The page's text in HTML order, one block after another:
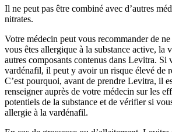
Il ne peut pas être combiné avec d’autres
nitrates.
Votre médecin peut vous recommander de
vous êtes allergique à la substance active, la
autres composants contenus dans Levitra. Si
vardénafil, il peut y avoir un risque élevé de
C’est pourquoi, avant de prendre Levitra, il
renseigner auprès de votre médecin sur les
potentiels de la substance et de vérifier si
allergie à la vardénafil.